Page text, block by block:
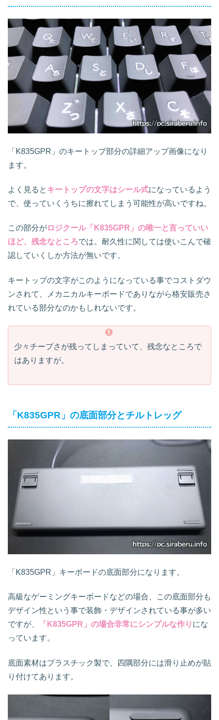
「K835GPR」のキートップ部分の詳細アップ画像になり
ます。
よく見ると キートップの文字はシール式になっているよう
で、使っていくうちに擦れてしまう可能性が高いですね。
この部分がロジクール「K835GPR」の唯一と言っていい
ほど、残念なところでは。耐久性に関しては使いこんで確
認していくしか方法が無いです。
キートップの文字がこのようになっている事でコストダウ
ンされて、メカニカルキーボードでありながら格安販売さ
れている部分なのかもしれないです。
少々チープさが残ってしまっていて、残念なところで
はありますが。
「K835GPR」の底面部分とチルトレッグ
「K835GPR」キーボードの底面部分になります。
高級なゲーミングキーボードなどの場合、この底面部分も
デザイン性という事で装飾・デザインされている事が多い
ですが、
「K835GPR」の場合非常にシンプルな作り にな
っています。
底面素材はプラスチック製で、四隅部分には滑り止めが貼
り付けてあります。